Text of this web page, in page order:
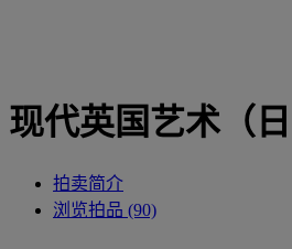
现代英国艺术（日
拍卖简介
浏览拍品 (90)